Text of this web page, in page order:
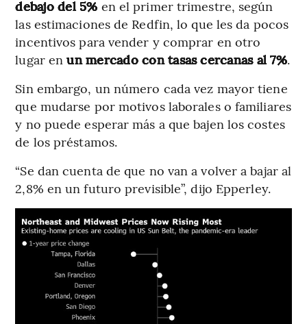
debajo del 5% en el primer trimestre, según
las estimaciones de Redfin, lo que les da pocos
incentivos para vender y comprar en otro
lugar en un mercado con tasas cercanas al 7%.
Sin embargo, un número cada vez mayor tiene
que mudarse por motivos laborales o familiares
y no puede esperar más a que bajen los costes
de los préstamos.
“Se dan cuenta de que no van a volver a bajar al
2,8% en un futuro previsible”, dijo Epperley.